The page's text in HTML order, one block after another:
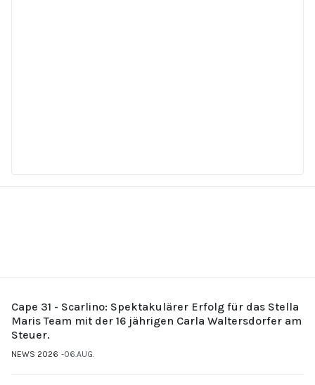
Cape 31 - Scarlino: Spektakulärer Erfolg für das Stella
Maris Team mit der 16 jährigen Carla Waltersdorfer am
Steuer.
NEWS 2026 06.AUG.